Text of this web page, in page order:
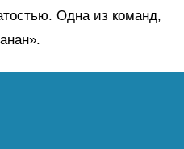
Одна из команд,